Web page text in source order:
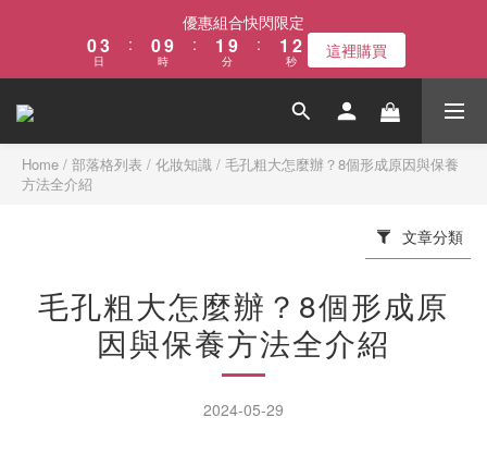
優惠組合快閃限定
03
2
日
:
09
8
5
4
時
:
2
1
0
9
8
5
4
分
:
2
1
0
2
1
0
秒 這裡購買
Home / 部落格列表 / 化妝知識 / 毛孔粗大怎麼辦？8個形成原因與保養
方法全介紹
文章分類
毛孔粗大怎麼辦？8個形成原
因與保養方法全介紹
2024-05-29